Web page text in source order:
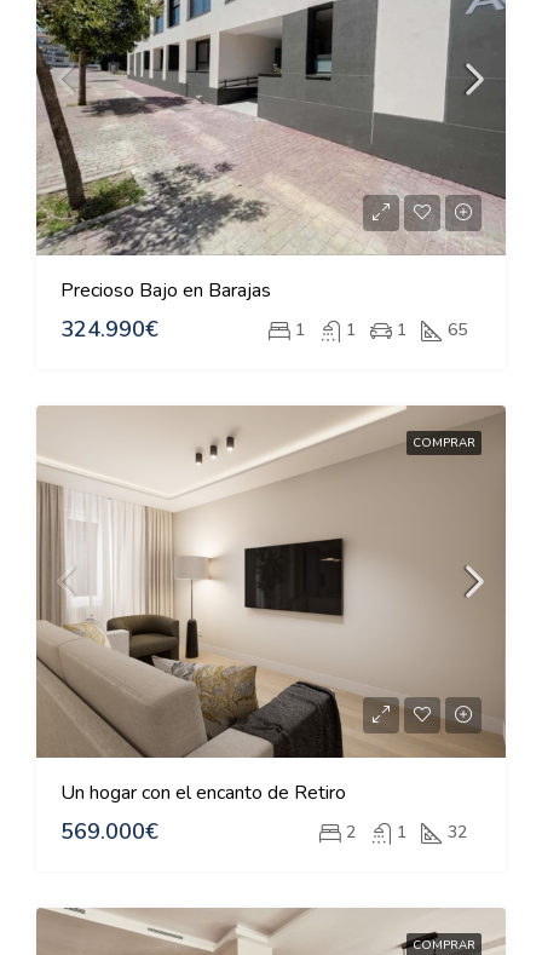
Precioso Bajo en Barajas
324.990€ 1 1 1 65
COMPRAR
Un hogar con el encanto de Retiro
569.000€ 2 1 32
COMPRAR